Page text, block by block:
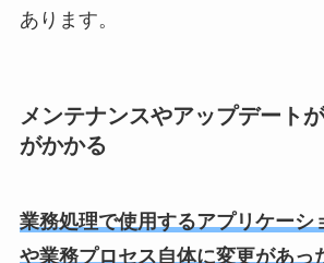
あります。
メンテナンスやアップデート
がかかる
業務処理で使用するアプリケーシ
や業務プロセス自体に変更があっ